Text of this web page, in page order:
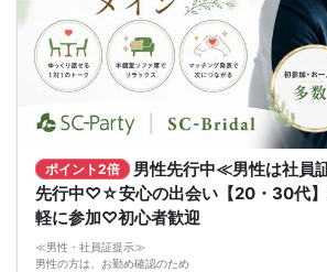
ポイント2倍
男性先行中≪男性は社員
先行中♡☆安心の出会い【20・30代
軽に参加♡初心者歓迎
≪男性・社員証提示≫
男性の方は、お勤め確認のため